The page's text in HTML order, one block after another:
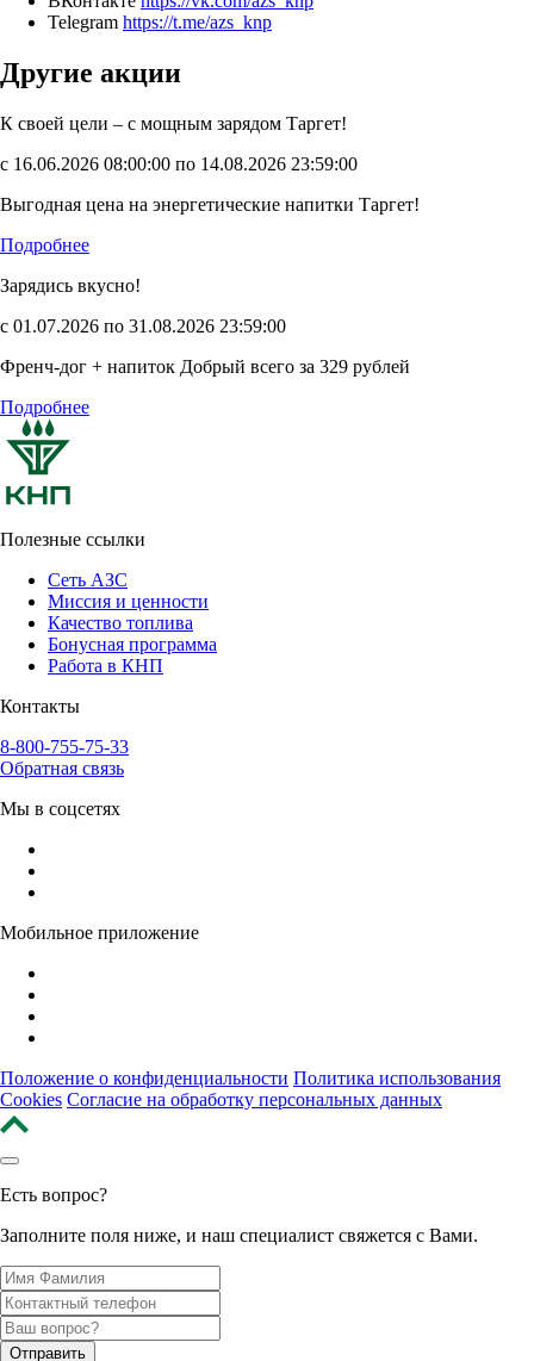
Telegram https://t.me/azs_knp
Другие акции
К своей цели – с мощным зарядом Таргет!
с 16.06.2026 08:00:00 по 14.08.2026 23:59:00
Выгодная цена на энергетические напитки Таргет!
Подробнее
Зарядись вкусно!
с 01.07.2026 по 31.08.2026 23:59:00
Френч-дог + напиток Добрый всего за 329 рублей
Подробнее
Полезные ссылки
Сеть АЗС
Миссия и ценности
Качество топлива
Бонусная программа
Работа в КНП
Контакты
8-800-755-75-33
Обратная связь
Мы в соцсетях
Мобильное приложение
Положение о конфиденциальности Политика использования
Cookies Согласие на обработку персональных данных
Есть вопрос?
Заполните поля ниже, и наш специалист свяжется с Вами.
Отправить